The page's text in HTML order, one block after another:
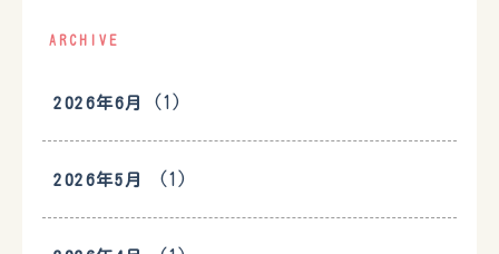
ARCHIVE
2026年6月 (1)
2026年5月 (1)